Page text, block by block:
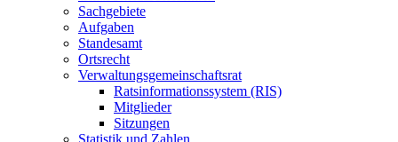
Sachgebiete
Aufgaben
Standesamt
Ortsrecht
Verwaltungsgemeinschaftsrat
Ratsinformationssystem (RIS)
Mitglieder
Sitzungen
Statistik und Zahlen